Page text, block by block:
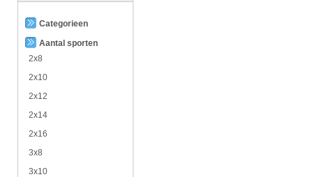
Categorieen
Aantal sporten
2x8
2x10
2x12
2x14
2x16
3x8
3x10